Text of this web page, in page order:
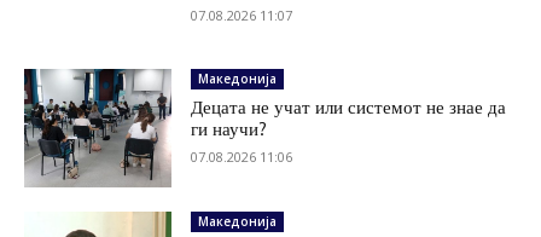
07.08.2026 11:07
Македонија
Децата не учат или системот не знае да
ги научи?
07.08.2026 11:06
Македонија